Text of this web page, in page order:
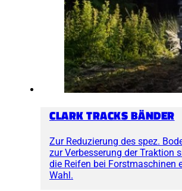
CLARK TRACKS BÄNDER
Zur Reduzierung des spez.
zur Verbesserung der Traktion
die Reifen bei Forstmaschinen
Wahl.